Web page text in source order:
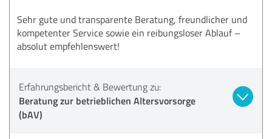
Sehr gute und transparente Beratung, freundlicher und
kompetenter Service sowie ein reibungsloser Ablauf –
absolut empfehlenswert!
Erfahrungsbericht & Bewertung zu:
Beratung zur betrieblichen Altersvorsorge
(bAV)